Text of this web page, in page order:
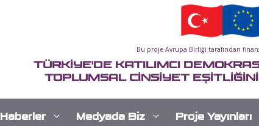
Bu proje Avrupa Birliği tarafından
TÜRKİYE'DE KATILIMCI
TOPLUMSAL CİNSİYET
Haberler Medyada Biz Proje Yayınları